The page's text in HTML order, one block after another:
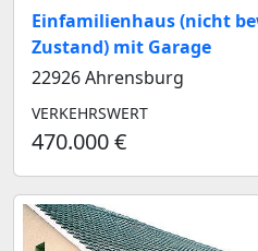
Einfamilienhaus (nicht
Zustand) mit Garage
22926 Ahrensburg
VERKEHRSWERT
470.000 €